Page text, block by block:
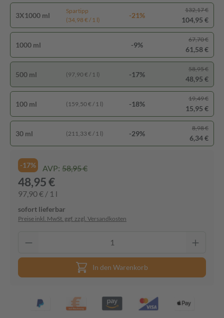
3X1000 ml
Spartipp
(34,98 € / 1 l)
-21%
132,17 €
104,95 €
1000 ml -9%
67,70 €
61,58 €
500 ml (97,90 € / 1 l) -17%
58,95 €
48,95 €
100 ml (159,50 € / 1 l) -18%
19,49 €
15,95 €
30 ml (211,33 € / 1 l) -29%
8,98 €
6,34 €
-17% AVP: 58,95 €
48,95 €
97,90 € / 1 l
sofort lieferbar
Preise inkl. MwSt. ggf. zzgl. Versandkosten
In den Warenkorb